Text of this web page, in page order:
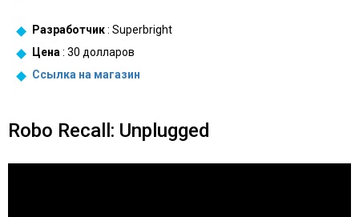
Разработчик: Superbright
Цена : 30 долларов
Ссылка на магазин
Robo Recall: Unplugged